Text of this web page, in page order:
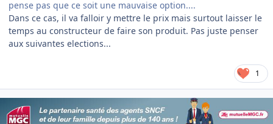
pense pas que ce soit une mauvaise option....
Dans ce cas, il va falloir y mettre le prix mais surtout laisser le
temps au constructeur de faire son produit. Pas juste penser
aux suivantes elections...
1